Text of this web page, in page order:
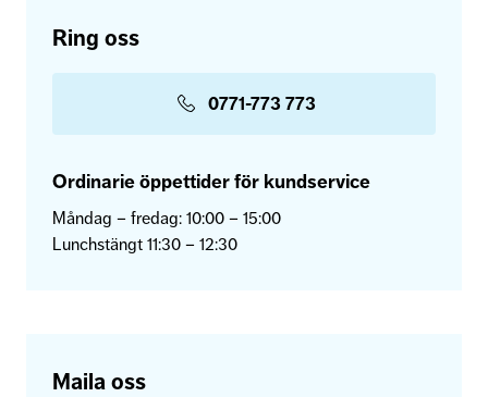
Ring oss
0771-773 773
Ordinarie öppettider för kundservice
Måndag – fredag: 10:00 – 15:00
Lunchstängt 11:30 – 12:30
Maila oss